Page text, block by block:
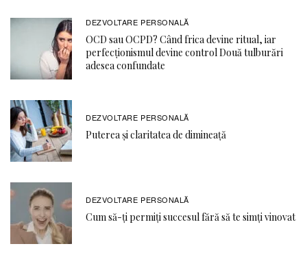
DEZVOLTARE PERSONALĂ
OCD sau OCPD? Când frica devine ritual, iar
perfecționismul devine control Două tulburări
adesea confundate
DEZVOLTARE PERSONALĂ
Puterea și claritatea de dimineață
DEZVOLTARE PERSONALĂ
Cum să-ți permiți succesul fără să te simți vinovat